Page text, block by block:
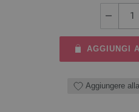
AGGIUNGI
Aggiungere